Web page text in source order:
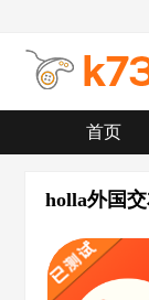
首页
holla外国